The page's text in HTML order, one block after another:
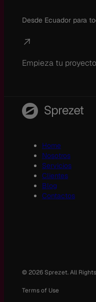
Desde Ecuador para
Empieza tu proyecto
Home
Nosotros
Servicios
Clientes
Blog
Contactos
© 2026 Sprezet. All
Terms of Use